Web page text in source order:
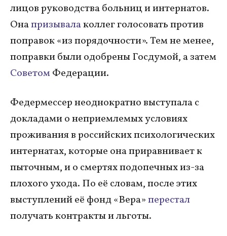
лицов руководства больниц и интернатов.
Онапризывалаколлег голосовать против
поправок «из порядочности». Тем не менее,
поправки были одобрены Госдумой, а затем
СоветомФедерации.
Федермессер неоднократно выступала с
докладами о неприемлемых условиях
проживания в российских психологических
интернатах, которые она приравнивает к
пыточным, и о смертях подопечных из-за
плохого ухода. По её словам, после этих
выступлений её фонд «Вера»перестал
получать контракты и льготы.